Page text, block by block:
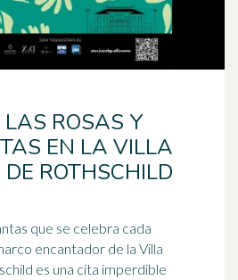
LAS ROSAS Y
EN LA VILLA
ROTHSCHILD
que se celebra cada
encantador de la Villa
es una cita imperdible